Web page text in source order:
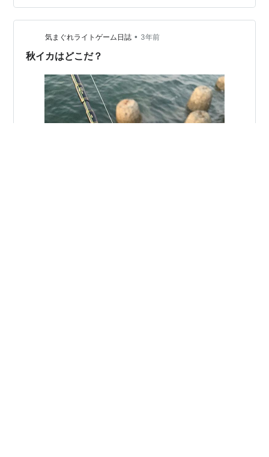
贅沢な素材を詰め込んだハイコスパなベイトロッド。 オ
ールチタンガイドというのが嬉しい。 かなり張りのある
パリっとした調子で、ボトムに落としたルアーがスタッ
クしても、ティップを弾くように動かして引っ掛かりを
気まぐれライトゲーム日誌 • 3年前
秋イカはどこだ？